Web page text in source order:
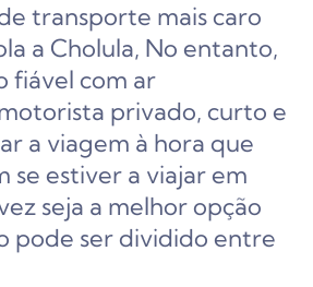
transporte mais caro
a Cholula, No entanto,
fiável com ar
privado, curto e
a viagem à hora que
se estiver a viajar em
seja a melhor opção
pode ser dividido entre